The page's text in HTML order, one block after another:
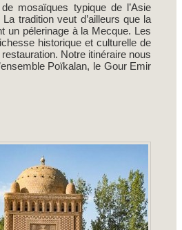
mosaïques typique de l’Asie
tradition veut d’ailleurs que la
un pélerinage à la Mecque. Les
historique et culturelle de
Notre itinéraire nous
Poïkalan, le Gour Emir